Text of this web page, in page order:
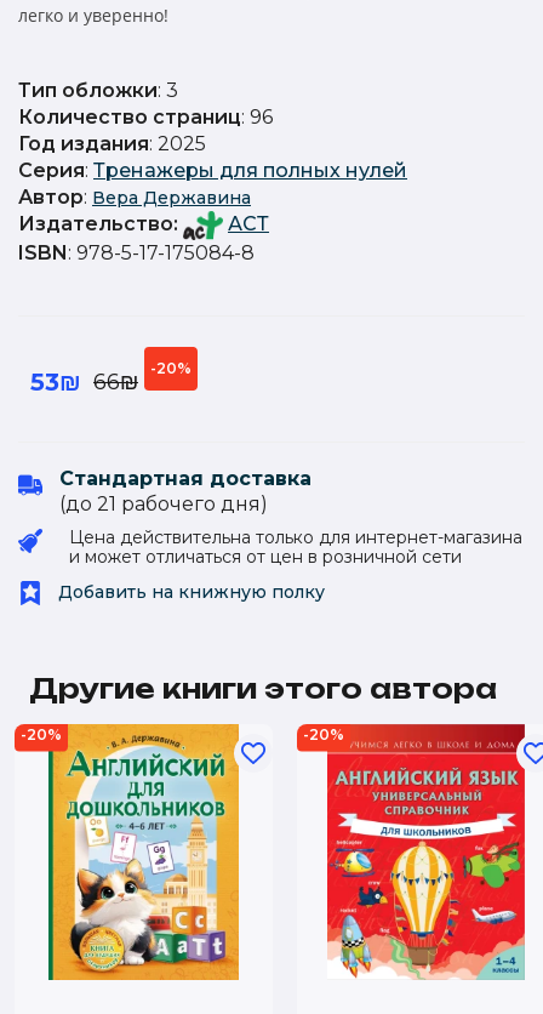
легко и уверенно!
Тип обложки: 3
Количество страниц: 96
Год издания: 2025
Серия: Тренажеры для полных нулей
Автор: Вера Державина
Издательство:
АСТ
ISBN: 978-5-17-175084-8
53₪ 66₪
-20%
Стандартная доставка
(до 21 рабочего дня)
Цена действительна только для интернет-магазина
и может отличаться от цен в розничной сети
Добавить на книжную полку
Другие книги этого автора
-20% -20%